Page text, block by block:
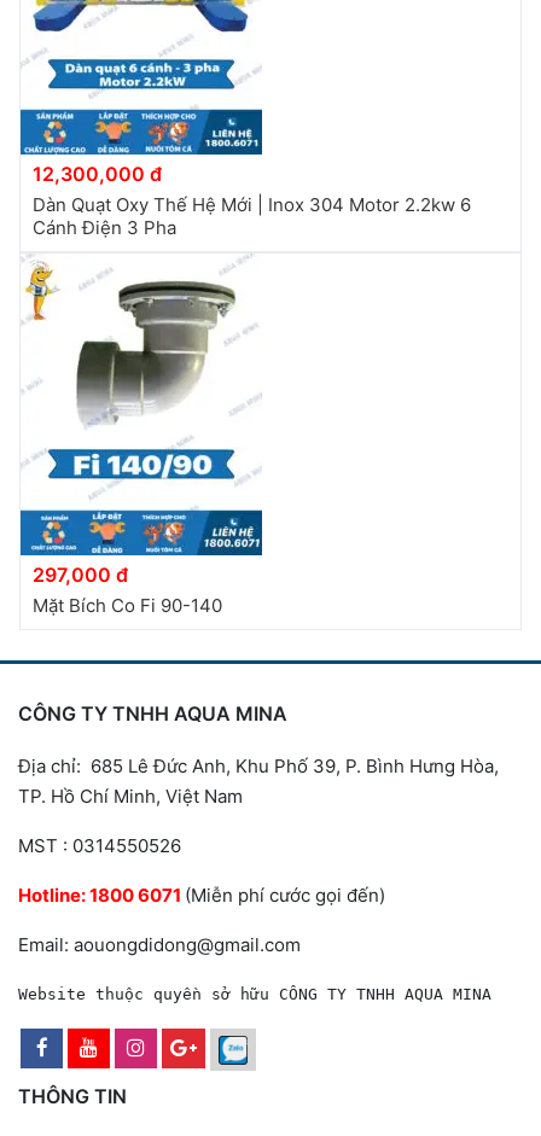
12,300,000 đ
Dàn Quạt Oxy Thế Hệ Mới | Inox 304 Motor 2.2kw 6
Cánh Điện 3 Pha
297,000 đ
Mặt Bích Co Fi 90-140
CÔNG TY TNHH AQUA MINA
Địa chỉ: 685 Lê Đức Anh, Khu Phố 39, P. Bình Hưng Hòa,
TP. Hồ Chí Minh, Việt Nam
MST : 0314550526
Hotline:1800 6071 (Miễn phí cước gọi đến)
Email: aouongdidong@gmail.com
Website thuộc quyền sở hữu CÔNG TY TNHH AQUA MINA
THÔNG TIN